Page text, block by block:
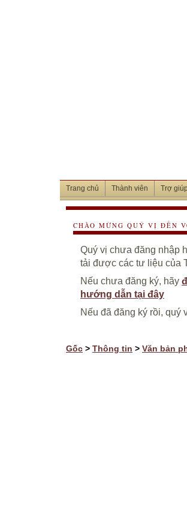
Trang chủ Thành viên Trợ
CHÀO MỪNG QUÝ VỊ ĐẾN
Quý vị chưa đăng nhập
tải được các tư liệu của
Nếu chưa đăng ký, hãy
hướng dẫn tại đây
Nếu đã đăng ký rồi, quý
Gốc > Thông tin > Văn bản